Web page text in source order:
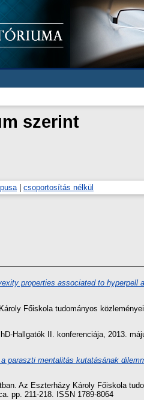
szerint
| csoportosítás nélkül
properties associated to hyperpell
Főiskola tudományos
Hallgatók II. konferenciája, 2013.
paraszti mentalitás kutatásának
Az Eszterházy Károly Főiskola
pp. 211-218. ISSN 1789-8064